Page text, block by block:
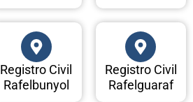
Registro Civil
Rafelbunyol
Registro Civil
Rafelguaraf